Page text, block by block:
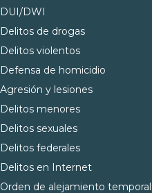
DUI/DWI
Delitos de drogas
Delitos violentos
Defensa de homicidio
Agresión y lesiones
Delitos menores
Delitos sexuales
Delitos federales
Delitos en Internet
Orden de alejamiento temporal